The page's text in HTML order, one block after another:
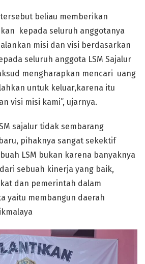
beliau memberikan
kepada seluruh anggotanya
misi dan visi berdasarkan
seluruh anggota LSM Sajalur
mengharapkan mencari uang
untuk keluar,karena itu
visi misi kami”, ujarnya.
sajalur tidak sembarang
pihaknya sangat sekektif
LSM bukan karena banyaknya
sebuah kinerja yang baik,
dan pemerintah dalam
yaitu membangun daerah